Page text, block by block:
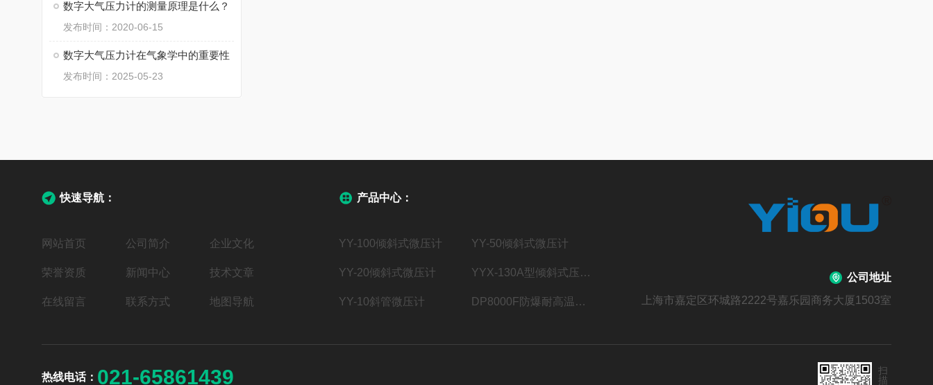
数字大气压力计的测量原理是什么？
发布时间：2020-06-15
数字大气压力计在气象学中的重要性
发布时间：2025-05-23
快速导航：
网站首页 公司简介 企业文化
荣誉资质 新闻中心 技术文章
在线留言 联系方式 地图导航
产品中心：
YY-100倾斜式微压计 YY-50倾斜式微压计
YY-20倾斜式微压计 YYX-130A型倾斜式压力计
YY-10斜管微压计 DP8000F防爆耐高温防型风速（风量）变送器
公司地址
上海市嘉定区环城路2222号嘉乐园商务大厦1503室
热线电话： 021-65861439
扫
描